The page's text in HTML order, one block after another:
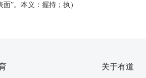
”。本义：握持；执）
关于有道